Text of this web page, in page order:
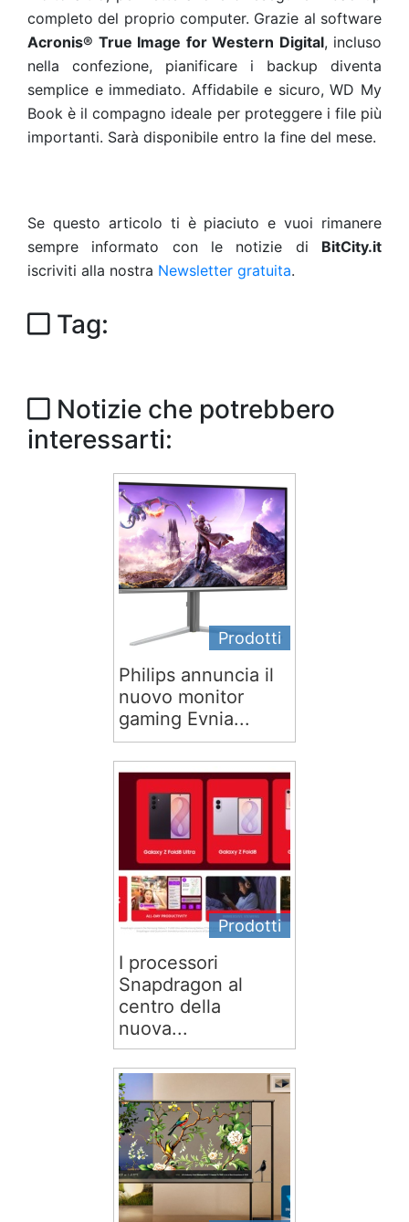
completo del proprio computer. Grazie al software
Acronis® True Image for Western Digital, incluso
nella confezione, pianificare i backup diventa
semplice e immediato. Affidabile e sicuro, WD My
Book è il compagno ideale per proteggere i file più
importanti. Sarà disponibile entro la fine del mese.
Se questo articolo ti è piaciuto e vuoi rimanere
sempre informato con le notizie di BitCity.it
iscriviti alla nostra Newsletter gratuita.
Tag:
Notizie che potrebbero
interessarti:
Prodotti
Philips annuncia il
nuovo monitor
gaming Evnia...
Prodotti
I processori
Snapdragon al
centro della
nuova...